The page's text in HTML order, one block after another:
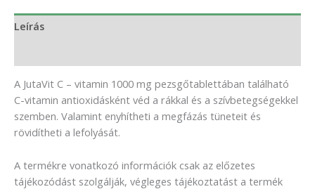
Leírás
A JutaVit C – vitamin 1000 mg pezsgőtablettában található
C-vitamin antioxidásként véd a rákkal és a szívbetegségekkel
szemben. Valamint enyhítheti a megfázás tüneteit és
rövidítheti a lefolyását.
A termékre vonatkozó információk csak az előzetes
tájékozódást szolgálják, végleges tájékoztatást a termék